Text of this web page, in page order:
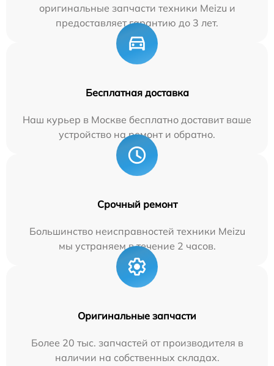
оригинальные запчасти техники Meizu и
предоставляет гарантию до 3 лет.
Бесплатная доставка
Наш курьер в Москве бесплатно доставит ваше
устройство на ремонт и обратно.
Срочный ремонт
Большинство неисправностей техники Meizu
мы устраняем в течение 2 часов.
Оригинальные запчасти
Более 20 тыс. запчастей от производителя в
наличии на собственных складах.